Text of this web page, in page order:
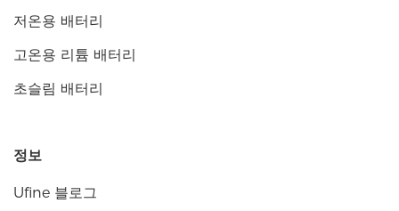
저온용 배터리
고온용 리튬 배터리
초슬림 배터리
정보
Ufine 블로그